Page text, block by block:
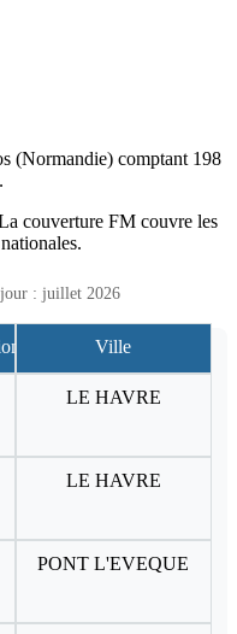
(Normandie) comptant 198
couverture FM couvre les
jour : juillet 2026
Ville
LE HAVRE
LE HAVRE
PONT L'EVEQUE